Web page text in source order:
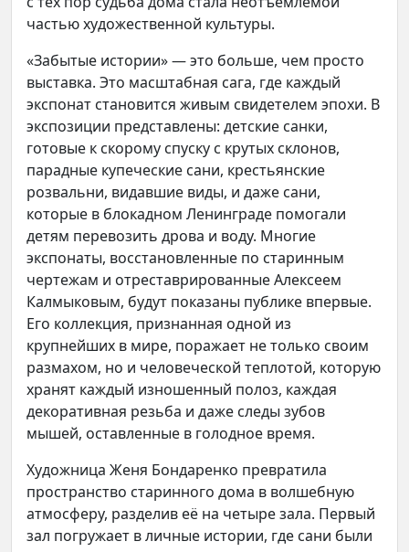
частью художественной культуры.
«Забытые истории» — это больше, чем просто
выставка. Это масштабная сага, где каждый
экспонат становится живым свидетелем эпохи. В
экспозиции представлены: детские санки,
готовые к скорому спуску с крутых склонов,
парадные купеческие сани, крестьянские
розвальни, видавшие виды, и даже сани,
которые в блокадном Ленинграде помогали
детям перевозить дрова и воду. Многие
экспонаты, восстановленные по старинным
чертежам и отреставрированные Алексеем
Калмыковым, будут показаны публике впервые.
Его коллекция, признанная одной из
крупнейших в мире, поражает не только своим
размахом, но и человеческой теплотой, которую
хранят каждый изношенный полоз, каждая
декоративная резьба и даже следы зубов
мышей, оставленные в голодное время.
Художница Женя Бондаренко превратила
пространство старинного дома в волшебную
атмосферу, разделив её на четыре зала. Первый
зал погружает в личные истории, где сани были